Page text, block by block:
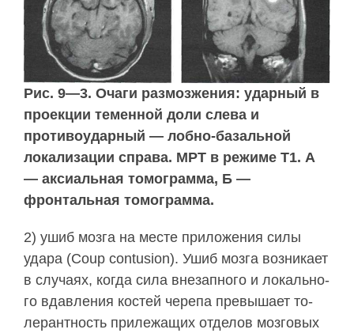
Рис. 9—3. Очаги размозжения: ударный в
проекции теменной доли слева и
противоударный — лобно-базальной
локализации справа. МРТ в режиме Т1. А
— аксиальная томограмма, Б —
фронтальная томограмма.
2) ушиб мозга на месте приложения силы
уда­ра (Coup contusion). Ушиб мозга возникает
в случаях, когда сила внезапного и локально­
го вдавления костей черепа превышает то­
лерантность прилежащих отделов мозговых